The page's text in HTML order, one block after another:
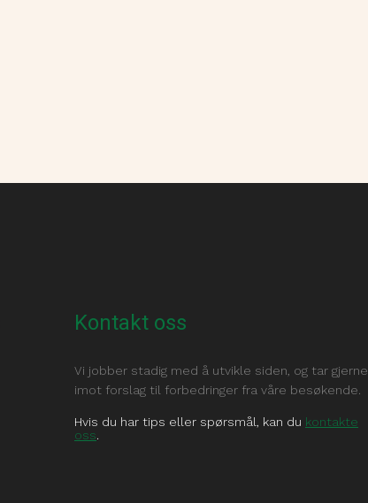
Kontakt oss
Vi jobber stadig med å utvikle siden, og tar gjerne
imot forslag til forbedringer fra våre besøkende.
Hvis du har tips eller spørsmål, kan du kontakte
oss.